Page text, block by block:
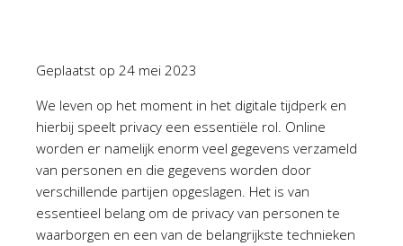
Geplaatst op 24 mei 2023
We leven op het moment in het digitale tijdperk en
hierbij speelt privacy een essentiële rol. Online
worden er namelijk enorm veel gegevens verzameld
van personen en die gegevens worden door
verschillende partijen opgeslagen. Het is van
essentieel belang om de privacy van personen te
waarborgen en een van de belangrijkste technieken